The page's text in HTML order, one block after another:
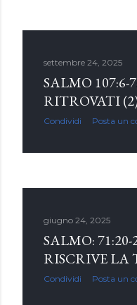
settembre 24, 2025
SALMO 107:6-
RITROVATI
Condividi Posta un
giugno 24, 2025
SALMO:
RISCRIVE LA
Condividi Posta un